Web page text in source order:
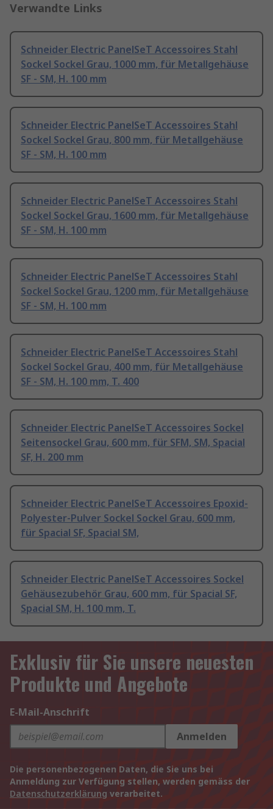
Verwandte Links
Schneider Electric PanelSeT Accessoires Stahl
Sockel Sockel Grau, 1000 mm, für Metallgehäuse
SF - SM, H. 100 mm
Schneider Electric PanelSeT Accessoires Stahl
Sockel Sockel Grau, 800 mm, für Metallgehäuse
SF - SM, H. 100 mm
Schneider Electric PanelSeT Accessoires Stahl
Sockel Sockel Grau, 1600 mm, für Metallgehäuse
SF - SM, H. 100 mm
Schneider Electric PanelSeT Accessoires Stahl
Sockel Sockel Grau, 1200 mm, für Metallgehäuse
SF - SM, H. 100 mm
Schneider Electric PanelSeT Accessoires Stahl
Sockel Sockel Grau, 400 mm, für Metallgehäuse
SF - SM, H. 100 mm, T. 400
Schneider Electric PanelSeT Accessoires Sockel
Seitensockel Grau, 600 mm, für SFM, SM, Spacial
SF, H. 200 mm
Schneider Electric PanelSeT Accessoires Epoxid-
Polyester-Pulver Sockel Sockel Grau, 600 mm,
für Spacial SF, Spacial SM,
Schneider Electric PanelSeT Accessoires Sockel
Gehäusezubehör Grau, 600 mm, für Spacial SF,
Spacial SM, H. 100 mm, T.
Exklusiv für Sie unsere neuesten
Produkte und Angebote
E-Mail-Anschrift
Anmelden
Die personenbezogenen Daten, die Sie uns bei
Anmeldung zur Verfügung stellen, werden gemäss der
Datenschutzerklärung verarbeitet.